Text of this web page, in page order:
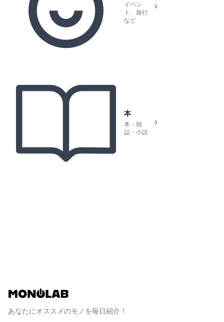
イベン
ト、旅行
など
本
本・雑
誌・小説
あなたにオススメのモノを毎日紹介！